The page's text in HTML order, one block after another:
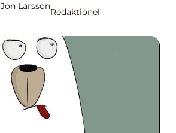
Jon Larsson
Redaktionel